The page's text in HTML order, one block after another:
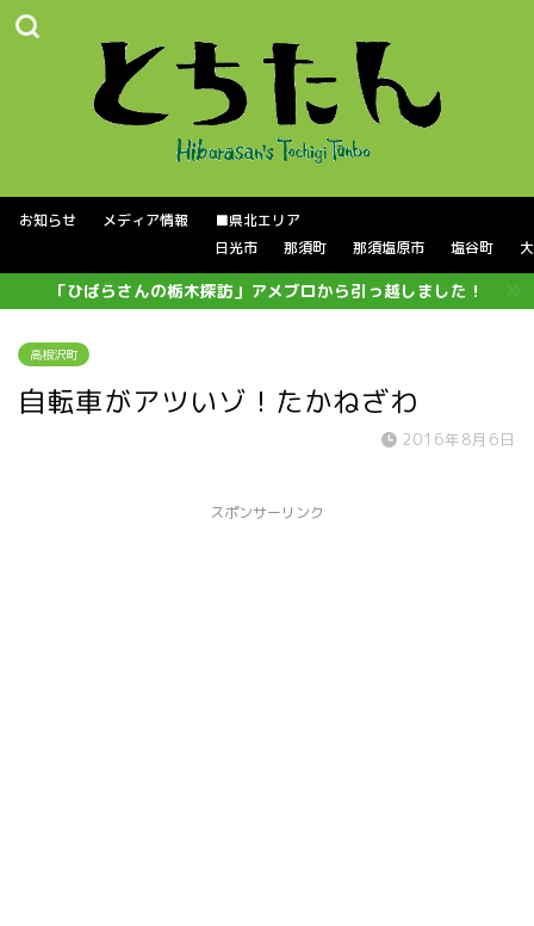
お知らせ メディア情報
■県北エリア
日光市
那須町 那須塩原市 塩谷町
「ひばらさんの栃木探訪」アメブロから引っ越しました！
高根沢町
自転車がアツいゾ！たかねざわ
2016年8月6日
スポンサーリンク